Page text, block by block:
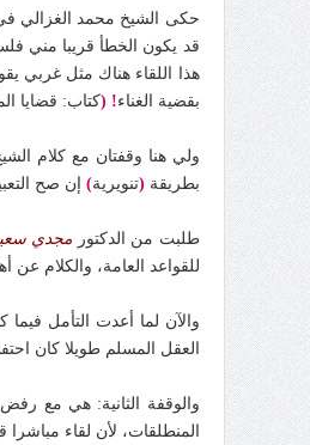
حكى الشيخ محمد الغزالي
قد يكون الخطأ قريبا مني
هذا اللقاء هناك مثل غربي
بقضية الغناء!
(كتاب: قضايا
ولي هنا وقفتان مع كلام
بطريقة (تنويرية) إن صح
طلبت من الدكتور مجدي
للقواعد العامة، والكلام
والآن لما أعدت التأمل فيما
العقل المسلم طويلا كان
والوقفة الثانية: هي مع
المنطلقات، لأن لقاء